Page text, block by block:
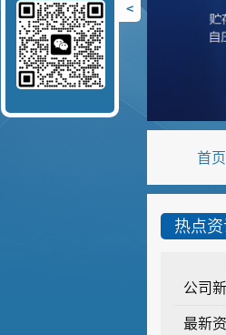
首页
热点资
公司
最新
<